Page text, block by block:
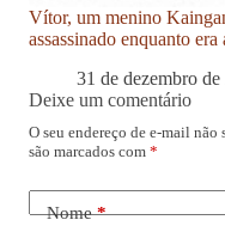
Vítor, um menino
assassinado enquanto
31 de dezembro
Deixe um comentário
O seu endereço de e-mail não
são marcados com *
Nome*